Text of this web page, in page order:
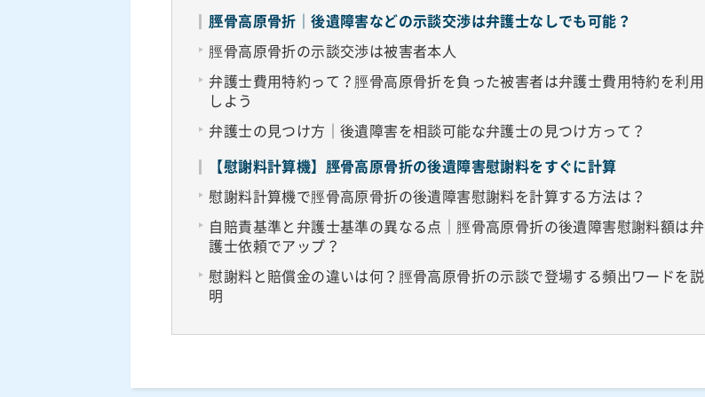
脛骨高原骨折｜後遺障害などの示談交渉は弁護士なしでも可能？
脛骨高原骨折の示談交渉は被害者本人
弁護士費用特約って？脛骨高原骨折を負った被害者は弁護士費用特約を利用
しよう
弁護士の見つけ方｜後遺障害を相談可能な弁護士の見つけ方って？
【慰謝料計算機】脛骨高原骨折の後遺障害慰謝料をすぐに計算
慰謝料計算機で脛骨高原骨折の後遺障害慰謝料を計算する方法は？
自賠責基準と弁護士基準の異なる点｜脛骨高原骨折の後遺障害慰謝料額は弁
護士依頼でアップ？
慰謝料と賠償金の違いは何？脛骨高原骨折の示談で登場する頻出ワードを説
明